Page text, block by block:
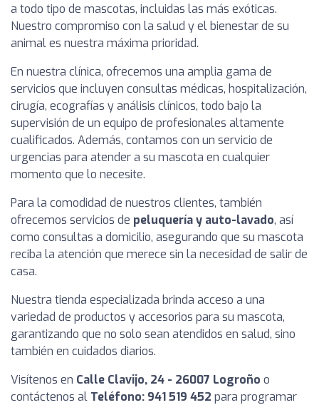
a todo tipo de mascotas, incluidas las más exóticas.
Nuestro compromiso con la salud y el bienestar de su
animal es nuestra máxima prioridad.
En nuestra clínica, ofrecemos una amplia gama de
servicios que incluyen consultas médicas, hospitalización,
cirugía, ecografías y análisis clínicos, todo bajo la
supervisión de un equipo de profesionales altamente
cualificados. Además, contamos con un servicio de
urgencias para atender a su mascota en cualquier
momento que lo necesite.
Para la comodidad de nuestros clientes, también
ofrecemos servicios de peluquería y auto-lavado, así
como consultas a domicilio, asegurando que su mascota
reciba la atención que merece sin la necesidad de salir de
casa.
Nuestra tienda especializada brinda acceso a una
variedad de productos y accesorios para su mascota,
garantizando que no solo sean atendidos en salud, sino
también en cuidados diarios.
Visítenos en Calle Clavijo, 24 - 26007 Logroño o
contáctenos al Teléfono: 941 519 452 para programar